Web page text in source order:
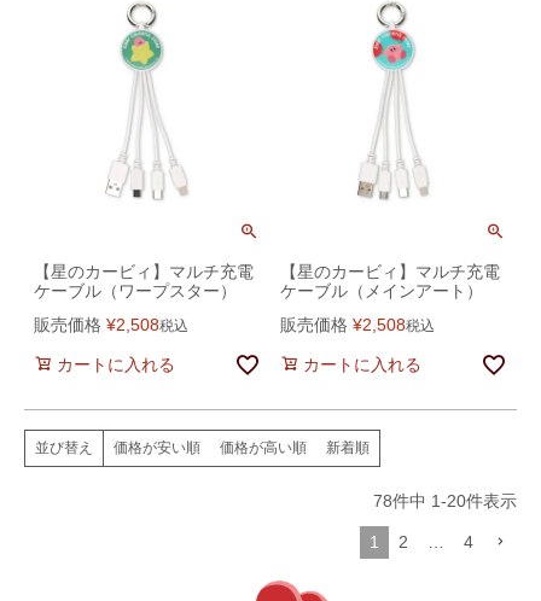
【星のカービィ】マルチ充電
ケーブル（ワープスター）
販売価格 ¥2,508税込
カートに入れる
【星のカービィ】マルチ充電
ケーブル（メインアート）
販売価格 ¥2,508税込
カートに入れる
並び替え 価格が安い順 価格が高い順 新着順
78件中 1-20件表示
1 2 4